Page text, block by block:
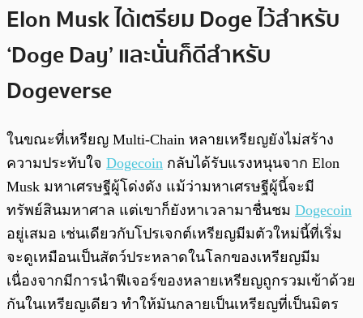
Elon Musk ได้เตรียม Doge ไว้สำหรับ
‘Doge Day’ และนั่นก็ดีสำหรับ
Dogeverse
ในขณะที่เหรียญ Multi-Chain หลายเหรียญยังไม่สร้าง
ความประทับใจ Dogecoin กลับได้รับแรงหนุนจาก Elon
Musk มหาเศรษฐีผู้โด่งดัง แม้ว่ามหาเศรษฐีผู้นี้จะมี
ทรัพย์สินมหาศาล แต่เขาก็ยังหาเวลามาชื่นชม Dogecoin
อยู่เสมอ เช่นเดียวกับโปรเจกต์เหรียญมีมตัวใหม่นี้ที่เริ่ม
จะดูเหมือนเป็นสัตว์ประหลาดในโลกของเหรียญมีม
เนื่องจากมีการนำฟีเจอร์ของหลายเหรียญถูกรวมเข้าด้วย
กันในเหรียญเดียว ทำให้มันกลายเป็นเหรียญที่เป็นมิตร